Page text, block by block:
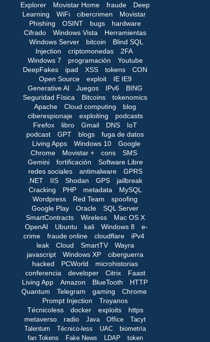
Explorer
Movistar Home fraude
Deep
Learning
WiFi cibercrimen
Movistar
Phishing
OSINT bugs
hardware
Cifrado
Windows Vista
Herramientas
Windows Server
bitcoin
Blind SQL
Injection
criptomonedas
2FA
Windows 7
programación
Youtube
DeepFakes
ipad XSS tokens
CON
Open Source
exploit
IE IE9
Generative AI
Juegos IPv6
BING
Seguridad Física
Bitcoins
tokenomics
Apache
Cloud computing
blog
ciberespionaje
exploiting
podcasts
Firefox
libro Gmail DNS
IoT
podcast
GPT blogs
fuga de datos
Living Apps
Windows 10
Google
Chrome
Movistar + cons
SMS
Gemini
fortificación
Software Libre
redes sociales
antimalware
GPRS
.NET
IIS Shodan GPS
jailbreak
Cracking
PHP metadata
MySQL
Wordpress
Red Team
spoofing
Google Play
Oracle
SQL Server
SmartContracts
Wireless
Mac OS X
OpenAI
Ubuntu kali Windows 8
e-
crime
fraude online cloudflare
iPv4
leak
Cloud SmartTV
Wayra
javascript
Windows XP
ciberguerra
hacked
PCWorld
microhistorias
conferencia
developer Citrix
Faast
Living App
Amazon BlueTooth
HTTP
Quantum
Telegram gaming
Chrome
Prompt Injection
Troyanos
Técnicoless
docker exploits
https
metaverso
radio Java Office
Tacyt
Talentum
Técnico-less UAC
biometría
fan Tokens
Fake News LDAP
token